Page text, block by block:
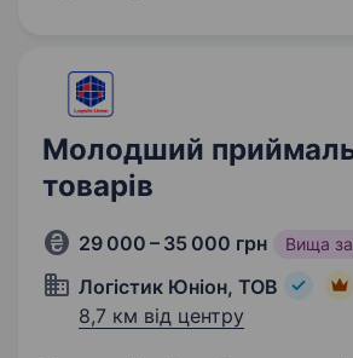
Молодший
товарів
29 000 – 35 000 грн Вища
Логістик Юніон, ТОВ
8,7 км від центру